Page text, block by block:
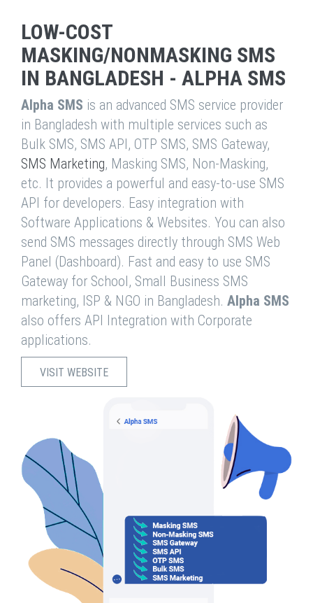
LOW-COST
MASKING/NONMASKING SMS
IN BANGLADESH - ALPHA SMS
Alpha SMS is an advanced SMS service provider
in Bangladesh with multiple services such as
Bulk SMS, SMS API, OTP SMS, SMS Gateway,
SMS Marketing, Masking SMS, Non-Masking,
etc. It provides a powerful and easy-to-use SMS
API for developers. Easy integration with
Software Applications & Websites. You can also
send SMS messages directly through SMS Web
Panel (Dashboard). Fast and easy to use SMS
Gateway for School, Small Business SMS
marketing, ISP & NGO in Bangladesh. Alpha SMS
also offers API Integration with Corporate
applications.
VISIT WEBSITE